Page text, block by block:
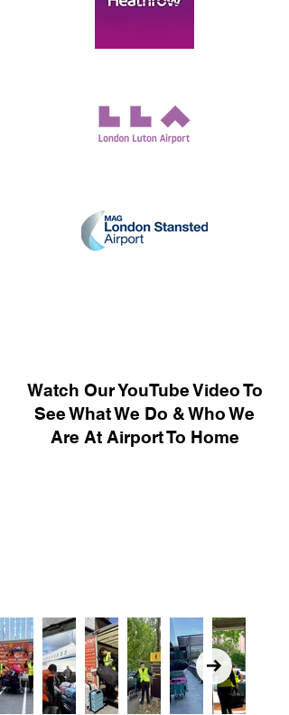
Watch Our YouTube Video To
See What We Do & Who We
Are At Airport To Home